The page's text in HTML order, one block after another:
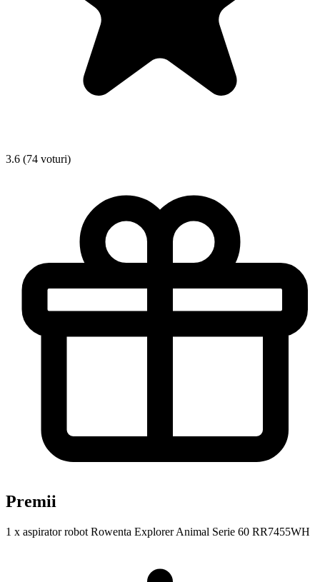
3.6 (74 voturi)
Premii
1 x aspirator robot Rowenta Explorer Animal Serie 60 RR7455WH